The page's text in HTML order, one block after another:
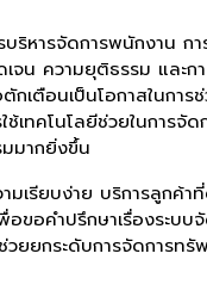
ริหารจัดการพนักงาน ก
น ความยุติธรรม และกา
กเตือนเป็นโอกาสในการ
ทคโนโลยีช่วยในการจัด
มมากยิ่งขึ้น
มเรียบง่าย บริการลูกค้า
ขอคำปรึกษาเรื่องระบบ
ยยกระดับการจัดการทรั